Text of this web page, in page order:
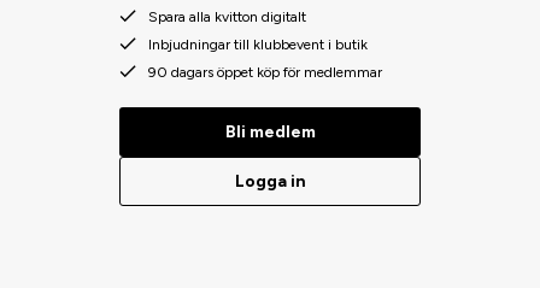
Spara alla kvitton digitalt
Inbjudningar till klubbevent i butik
90 dagars öppet köp för medlemmar
Bli medlem
Logga in